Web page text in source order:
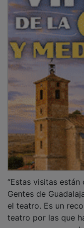
Gentes de
el teatro. Es un
teatro por las que
pero se van a ver